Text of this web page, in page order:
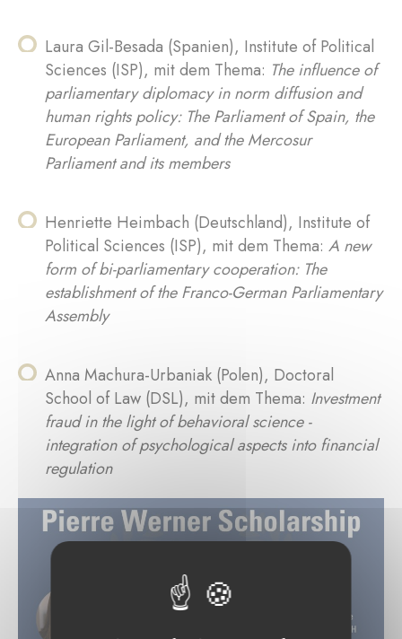
Laura Gil-Besada (Spanien), Institute of Political
Sciences (ISP), mit dem Thema: The influence of
parliamentary diplomacy in norm diffusion and
human rights policy: The Parliament of Spain, the
European Parliament, and the Mercosur
Parliament and its members
Henriette Heimbach (Deutschland), Institute of
Political Sciences (ISP), mit dem Thema: A new
form of bi-parliamentary cooperation: The
establishment of the Franco-German Parliamentary
Assembly
Anna Machura-Urbaniak (Polen), Doctoral
School of Law (DSL), mit dem Thema: Investment
fraud in the light of behavioral science -
integration of psychological aspects into financial
regulation